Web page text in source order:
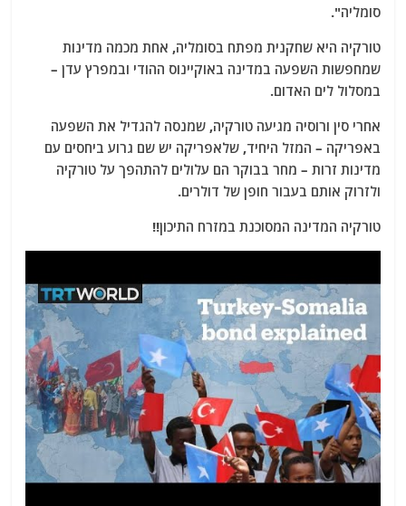
סומליה".
טורקיה היא שחקנית מפתח בסומליה, אחת מכמה מדינות
שמחפשות השפעה במדינה באוקיינוס ההודי ובמפרץ עדן –
במסלול לים האדום.
אחרי סין ורוסיה מגיעה טורקיה, שמנסה להגדיל את השפעה
באפריקה – המזל היחיד, שלאפריקה יש שם גרוע ביחסים עם
מדינות זרות – מחר בבוקר הם עלולים להתהפך על טורקיה
ולזרוק אותם בעבור חופן של דולרים.
טורקיה המדינה המסוכנת במזרח התיכון!!